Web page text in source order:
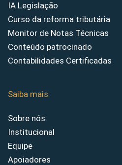
IA Legislação
Curso da reforma tributária
Monitor de Notas Técnicas
Conteúdo patrocinado
Contabilidades Certificadas
Saiba mais
Sobre nós
Institucional
Equipe
Apoiadores